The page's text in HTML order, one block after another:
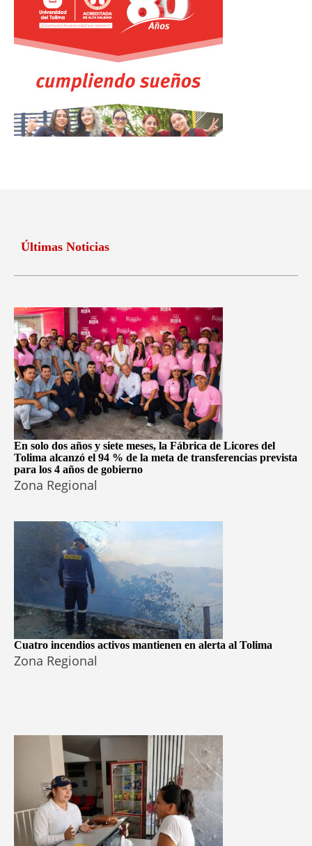
Últimas Noticias
En solo dos años y siete meses, la Fábrica de Licores del
Tolima alcanzó el 94 % de la meta de transferencias prevista
para los 4 años de gobierno
Zona Regional
Cuatro incendios activos mantienen en alerta al Tolima
Zona Regional